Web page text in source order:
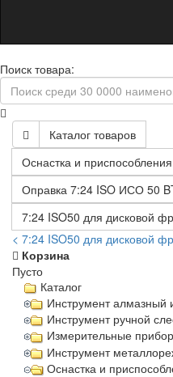
Поиск товара:
Каталог товаров
Оснастка и
Оправка 7:24 ISO ИСО 50
7:24 ISO50 для дисковой
< 7:24 ISO50 для дисковой
Корзина
Пусто
Каталог
Инструмент алмазный
Инструмент ручной
Измерительные
Инструмент
Оснастка и